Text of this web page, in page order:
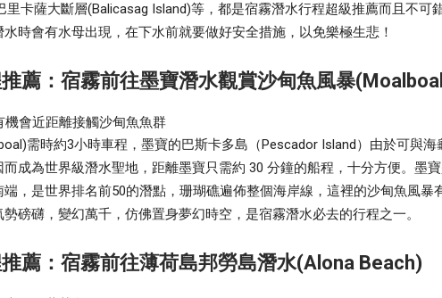
里卡薩大斷層(Balicasag Island)等，都是宿霧潛水行程超級推薦而且不可
時會有水母出現，在下水前就要做好安全措施，以免樂極生悲！
薦：宿霧前往墨寶潛水觀賞沙甸魚風暴
需時約3小時車程，墨寶的巴斯卡多島（Pescador Island）由於可與海
成為世界級潛水聖地，距離墨寶只需約 30 分鐘的船程，十分方便。墨
，是世界排名前50的潛點，珊瑚礁遍佈整個海岸線，這裡的沙甸魚風暴
磅礴，變幻萬千，仿佛置身夢幻時空，是宿霧潛水必去的行程之一。
薦：宿霧前往薄荷島邦勞島潛水(Alona Beach)